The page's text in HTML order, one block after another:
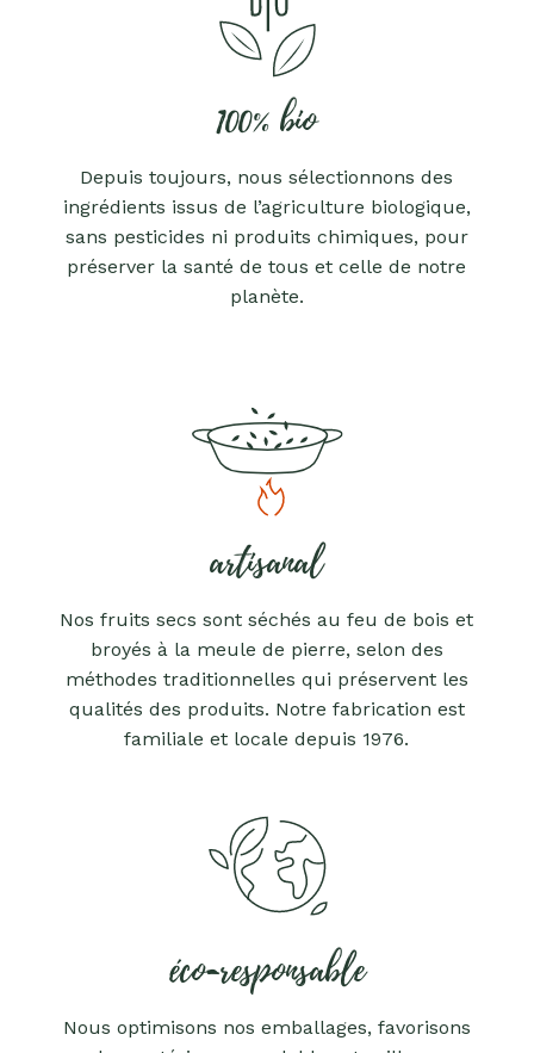
100% bio
Depuis toujours, nous sélectionnons des
ingrédients issus de l’agriculture biologique,
sans pesticides ni produits chimiques, pour
préserver la santé de tous et celle de notre
planète.
artisanal
Nos fruits secs sont séchés au feu de bois et
broyés à la meule de pierre, selon des
méthodes traditionnelles qui préservent les
qualités des produits. Notre fabrication est
familiale et locale depuis 1976.
éco-responsable
Nous optimisons nos emballages, favorisons